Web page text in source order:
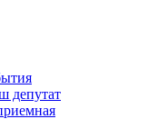
депутат